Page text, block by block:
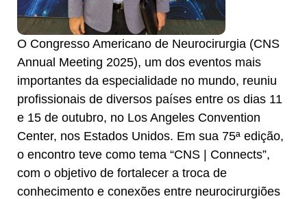
O Congresso Americano de Neurocirurgia (CNS
Annual Meeting 2025), um dos eventos mais
importantes da especialidade no mundo, reuniu
profissionais de diversos países entre os dias 11
e 15 de outubro, no Los Angeles Convention
Center, nos Estados Unidos. Em sua 75ª edição,
o encontro teve como tema “CNS | Connects”,
com o objetivo de fortalecer a troca de
conhecimento e conexões entre neurocirurgiões